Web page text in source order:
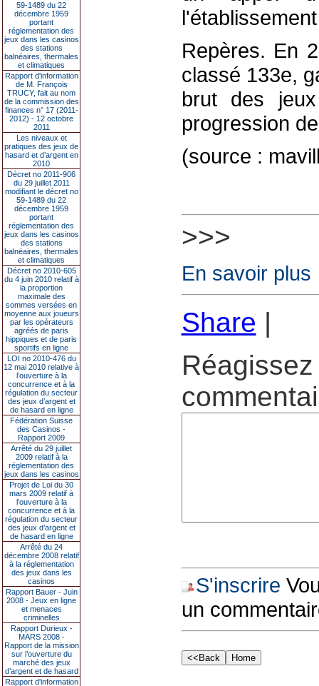
59-1489 du 22
décembre 1959
portant
réglementation des
jeux dans les casinos
des stations
balnéaires, thermales
et climatiques
Rapport d'information
de M. François
TRUCY, fait au nom
de la commission des
finances n° 17 (2011-
2012) - 12 octobre
2011
Les niveaux et
pratiques des jeux de
hasard et d’argent en
2010
Décret no 2011-906
du 29 juillet 2011
modifiant le décret no
59-1489 du 22
décembre 1959
portant
réglementation des
jeux dans les casinos
des stations
balnéaires, thermales
et climatiques
Décret no 2010-605
du 4 juin 2010 relatif à
la proportion
maximale des
sommes versées en
moyenne aux joueurs
par les opérateurs
agréés de paris
hippiques et de paris
sportifs en ligne
LOI no 2010-476 du
12 mai 2010 relative à
l’ouverture à la
concurrence et à la
régulation du secteur
des jeux d’argent et
de hasard en ligne
Fédération Suisse
des Casinos -
Rapport 2009
Arrêté du 29 juillet
2009 relatif à la
réglementation des
jeux dans les casinos
Projet de Loi du 30
mars 2009 relatif à
l’ouverture à la
concurrence et à la
régulation du secteur
des jeux d’argent et
de hasard en ligne
Arrêté du 24
décembre 2008 relatif
à la réglementation
des jeux dans les
casinos
Rapport Bauer - Juin
2008 - Jeux en ligne
et menaces
criminelles
Rapport Durieux -
MARS 2008 -
Rapport de la mission
sur l’ouverture du
marché des jeux
d’argent et de hasard
Rapport d'information
Repères. En
classé 133e,
brut des
progression
(source :
>>>
En savoir plus
Share |
S'inscrire
un